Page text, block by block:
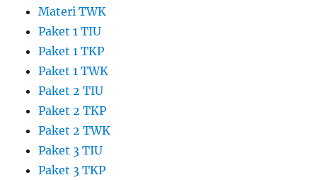
Materi TWK
Paket 1 TIU
Paket 1 TKP
Paket 1 TWK
Paket 2 TIU
Paket 2 TKP
Paket 2 TWK
Paket 3 TIU
Paket 3 TKP